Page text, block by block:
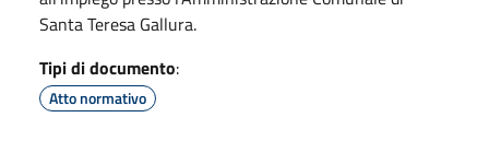
Santa Teresa Gallura.
Tipi di documento:
Atto normativo